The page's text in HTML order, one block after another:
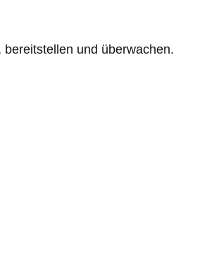
und überwachen.